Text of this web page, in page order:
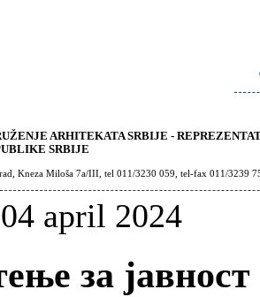
ARHITEKATA SRBIJE -
SRBIJE
Kneza Miloša 7a/III, tel 011/3230 059, tel-fax 011/3239
april 2024
за